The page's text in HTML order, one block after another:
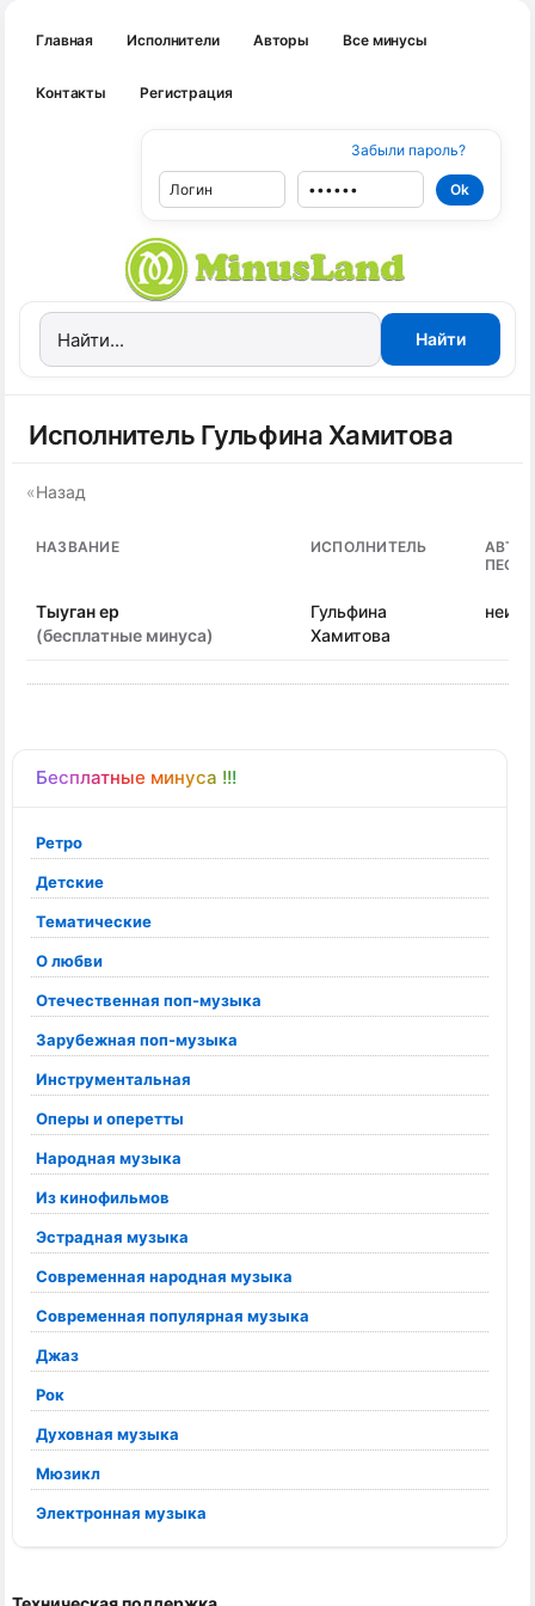
Главная Исполнители Авторы Все минусы
Контакты Регистрация
Забыли пароль?
Бесплатные минуса !!!
Ретро
Детские
Тематические
О любви
Отечественная поп-музыка
Зарубежная поп-музыка
Инструментальная
Оперы и оперетты
Народная музыка
Из кинофильмов
Эстрадная музыка
Современная народная музыка
Современная популярная музыка
Джаз
Рок
Духовная музыка
Мюзикл
Электронная музыка
Исполнитель Гульфина Хамитова
«Назад
НАЗВАНИЕ ИСПОЛНИТЕЛЬ
Тыуган ер
(бесплатные минуса)
Гульфина
Хамитова